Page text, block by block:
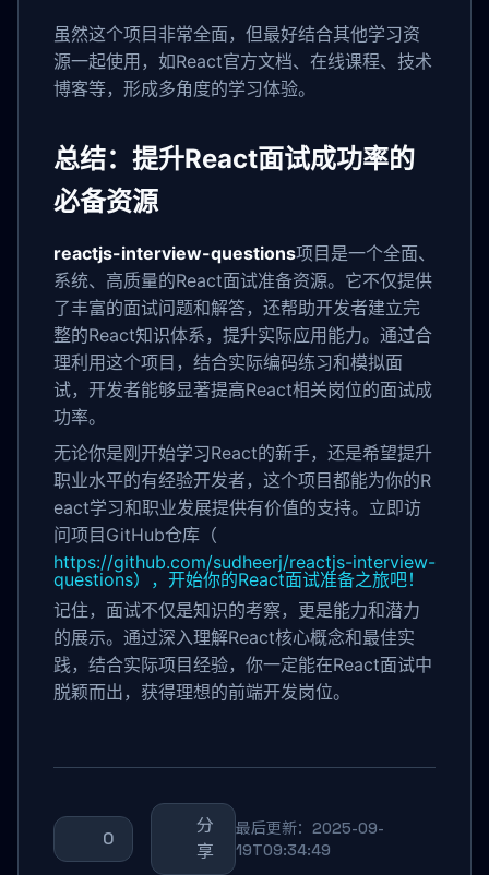
虽然这个项目非常全面，但最好结合其他学习资
源一起使用，如React官方文档、在线课程、技术
博客等，形成多角度的学习体验。
总结：提升React面试成功率的
必备资源
reactjs-interview-questions项目是一个全面、
系统、高质量的React面试准备资源。它不仅提供
了丰富的面试问题和解答，还帮助开发者建立完
整的React知识体系，提升实际应用能力。通过合
理利用这个项目，结合实际编码练习和模拟面
试，开发者能够显著提高React相关岗位的面试成
功率。
无论你是刚开始学习React的新手，还是希望提升
职业水平的有经验开发者，这个项目都能为你的R
eact学习和职业发展提供有价值的支持。立即访
问项目GitHub仓库（
https://github.com/sudheerj/reactjs-interview-
questions），开始你的React面试准备之旅吧！
记住，面试不仅是知识的考察，更是能力和潜力
的展示。通过深入理解React核心概念和最佳实
践，结合实际项目经验，你一定能在React面试中
脱颖而出，获得理想的前端开发岗位。
0
分
享
最后更新：2025-09-
19T09:34:49